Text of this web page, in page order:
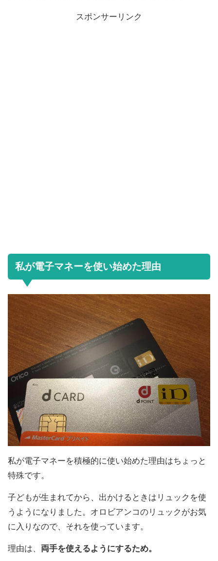
スポンサーリンク
私が電子マネーを使い始めた理由
私が電子マネーを積極的に使い始めた理由はちょっと
特殊です。
子どもが生まれてから、出かけるときはリュックを使
うようになりました。オロビアンコのリュックがお気
に入りなので、それを使っています。
理由は、 両手を使えるようにするため。